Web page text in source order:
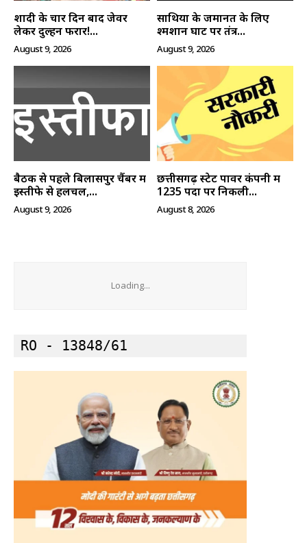
शादी के चार दिन बाद जेवर
लेकर दुल्हन फरार!...
August 9, 2026
साथियों के जमानत के लिए
श्मशान घाट पर तंत्र...
August 9, 2026
बैठक से पहले बिलासपुर चैंबर में
इस्तीफे से हलचल,...
August 9, 2026
छत्तीसगढ़ स्टेट पावर कंपनी में
1235 पदों पर निकली...
August 8, 2026
Loading...
RO - 13848/61